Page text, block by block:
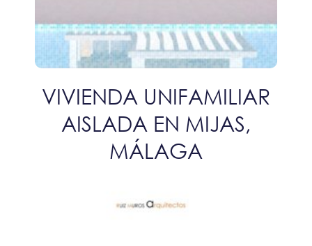
VIVIENDA UNIFAMILIAR
AISLADA EN MIJAS,
MÁLAGA